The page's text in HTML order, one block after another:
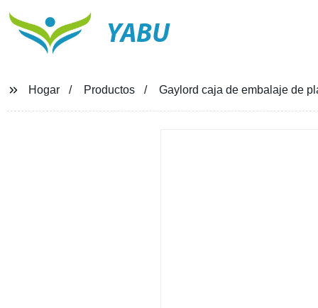
YABU
Hogar Productos Gaylord caja de embalaje de